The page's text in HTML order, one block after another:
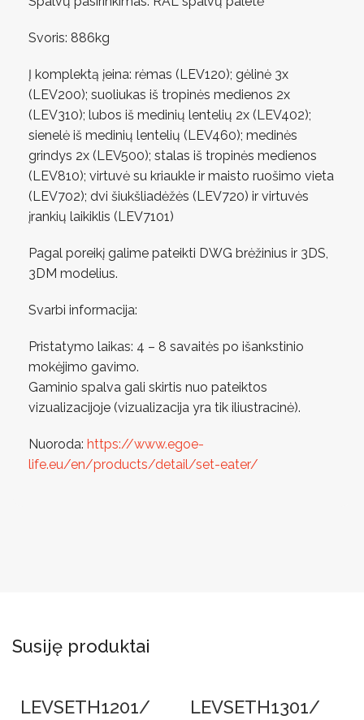
Svoris: 886kg
Į komplektą įeina: rėmas (LEV120); gėlinė 3x
(LEV200); suoliukas iš tropinės medienos 2x
(LEV310); lubos iš medinių lentelių 2x (LEV402);
sienelė iš medinių lentelių (LEV460); medinės
grindys 2x (LEV500); stalas iš tropinės medienos
(LEV810); virtuvė su kriaukle ir maisto ruošimo vieta
(LEV702); dvi šiukšliadėžės (LEV720) ir virtuvės
įrankių laikiklis (LEV7101)
Pagal poreikį galime pateikti DWG brėžinius ir 3DS,
3DM modelius.
Svarbi informacija:
Pristatymo laikas: 4 – 8 savaitės po išankstinio
mokėjimo gavimo.
Gaminio spalva gali skirtis nuo pateiktos
vizualizacijoje (vizualizacija yra tik iliustracinė).
Nuoroda: https://www.egoe-
life.eu/en/products/detail/set-eater/
Susiję produktai
LEVSETH1201/
LEVSETH1301/